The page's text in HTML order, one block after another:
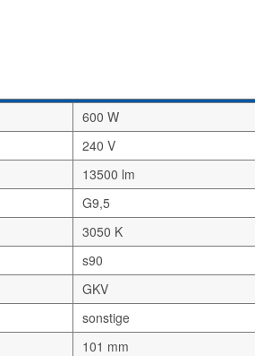
600 W
240 V
13500 lm
G9,5
3050 K
s90
GKV
sonstige
101 mm